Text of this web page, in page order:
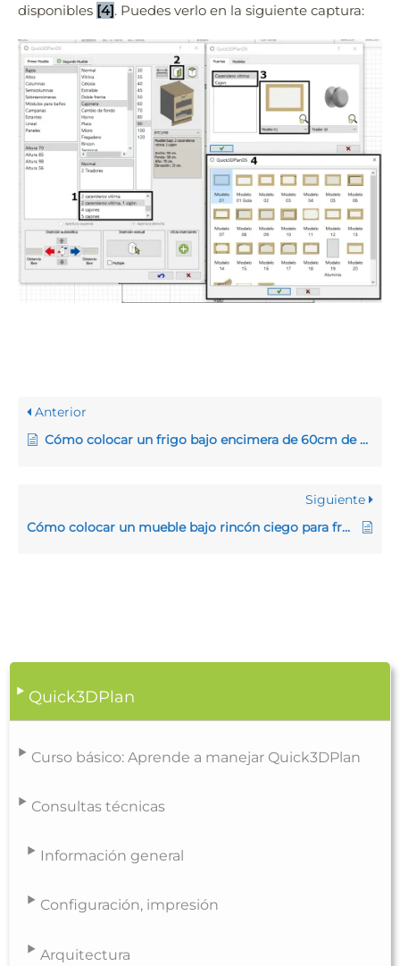
Quick3DPlan
Curso básico: Aprende a manejar Quick3DPlan
Consultas técnicas
Información general
Configuración, impresión
Arquitectura
disponibles [4]. Puedes verlo en la siguiente captura:
Anterior
Cómo colocar un frigo bajo encimera de 60cm de alto
Siguiente
Cómo colocar un mueble bajo rincón ciego para fregadero